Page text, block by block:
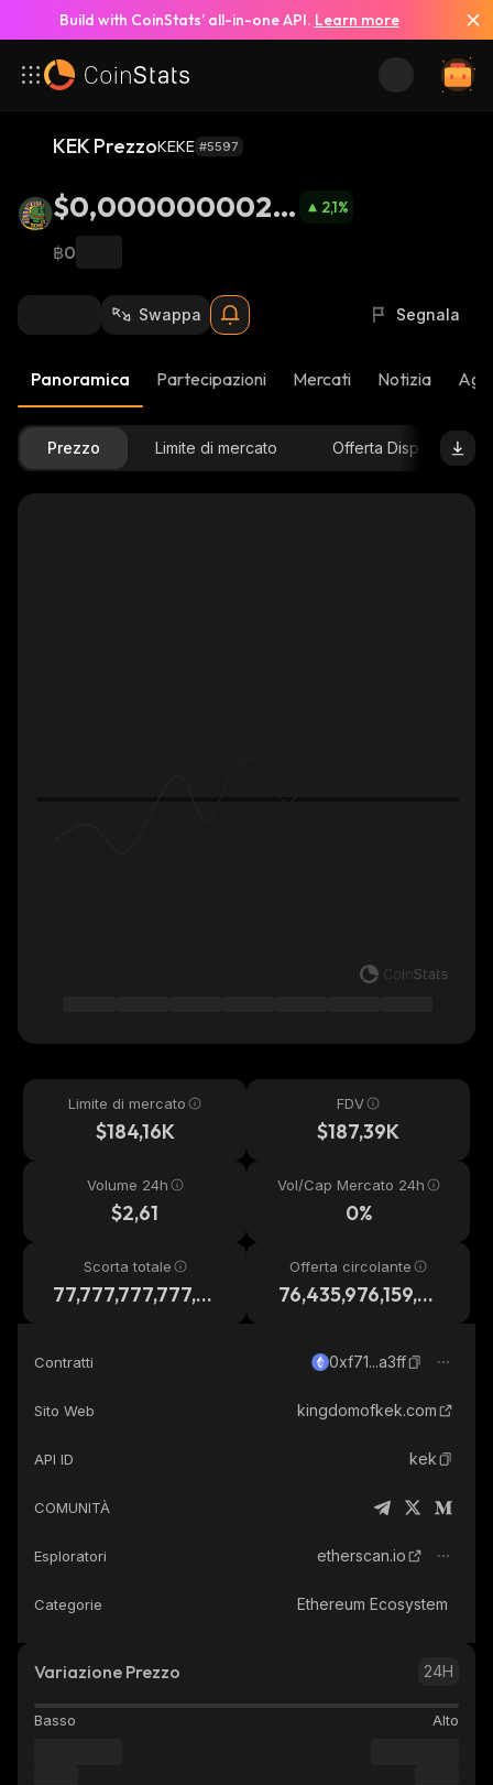
Build with CoinStats’ all-in-one API. Learn more
KEK PrezzoKEKE #5597
$0,0000000024
09
2,1%
฿0
Swappa Segnala
Panoramica Partecipazioni Mercati Notizia
Prezzo Limite di mercato Offerta Disponibile
Limite di mercato
$184,16K
FDV
$187,39K
Volume 24h
$2,61
Vol/Cap Mercato 24h
0%
Scorta totale
77,777,777,777,7
Offerta circolante
76,435,976,159,86
Contratti 0xf71...a3ff
Sito Web kingdomofkek.com
API ID kek
COMUNITÀ
Esploratori etherscan.io
Categorie Ethereum Ecosystem
Variazione Prezzo 24H
Basso Alto